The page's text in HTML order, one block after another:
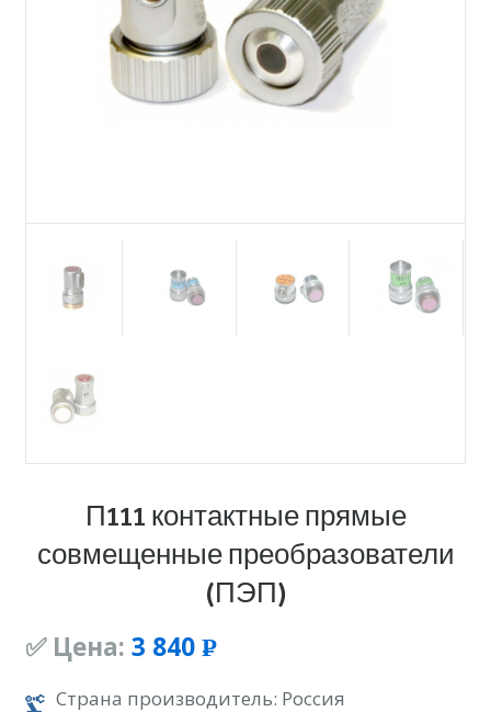
П111 контактные прямые
совмещенные преобразователи
(ПЭП)
✅ Цена: 3 840 Р
Страна производитель: Россия